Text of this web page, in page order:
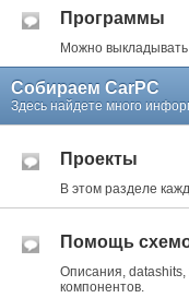
Программы
Можно выкладывать
Собираем CarPC
Здесь найдете много
Проекты
В этом разделе
Помощь
Описания, datashits,
компонентов.